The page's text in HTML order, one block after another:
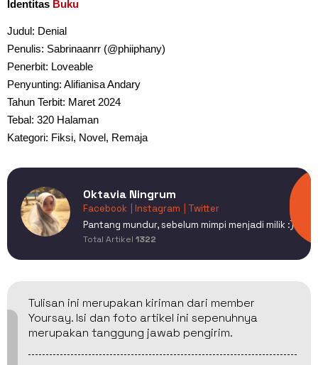
Identitas Buku
Judul: Denial
Penulis: Sabrinaanrr (@phiiphany)
Penerbit: Loveable
Penyunting: Alifianisa Andary
Tahun Terbit: Maret 2024
Tebal: 320 Halaman
Kategori: Fiksi, Novel, Remaja
Oktavia Ningrum
Facebook | Instagram
| Twitter
Pantang mundur, sebelum mimpi menjadi milik :)
Total Artikel 1322
Tulisan ini merupakan kiriman dari member
Yoursay. Isi dan foto artikel ini sepenuhnya
merupakan tanggung jawab pengirim.